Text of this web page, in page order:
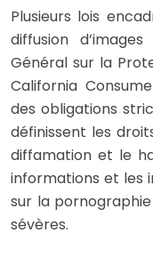
Plusieurs lois
diffusion
Général sur la
California
des obligations
définissent les
diffamation et le
informations et les
sur la
sévères.